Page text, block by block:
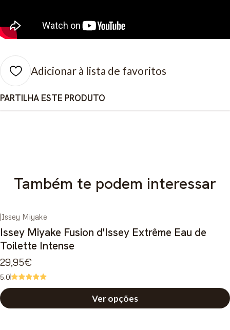
Adicionar à lista de favoritos
PARTILHA ESTE PRODUTO
Também te podem interessar
|Issey Miyake
Issey Miyake Fusion d'Issey Extrême Eau de
Toilette Intense
29,95€
5.0
Ver opções